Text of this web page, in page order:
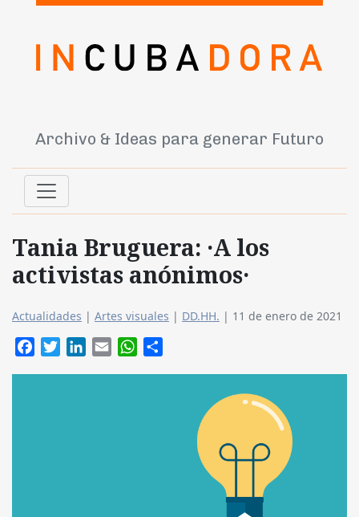
Archivo & Ideas para generar Futuro
Tania Bruguera: ·A los
activistas anónimos·
Actualidades | Artes visuales | DD.HH. | 11 de enero de 2021
FacebookTwitterLinkedIn
Email WhatsApp